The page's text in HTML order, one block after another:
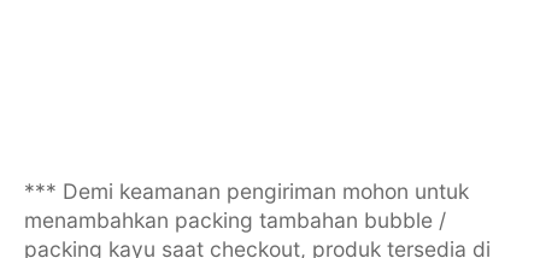
*** Demi keamanan pengiriman mohon untuk
menambahkan packing tambahan bubble /
packing kayu saat checkout, produk tersedia di